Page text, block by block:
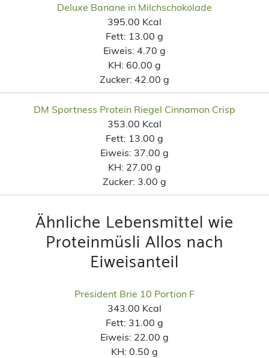
Deluxe Banane in Milchschokolade
395.00 Kcal
Fett: 13.00 g
Eiweis: 4.70 g
KH: 60.00 g
Zucker: 42.00 g
DM Sportness Protein Riegel Cinnamon Crisp
353.00 Kcal
Fett: 13.00 g
Eiweis: 37.00 g
KH: 27.00 g
Zucker: 3.00 g
Ähnliche Lebensmittel wie
Proteinmüsli Allos nach
Eiweisanteil
President Brie 10 Portion F
343.00 Kcal
Fett: 31.00 g
Eiweis: 22.00 g
KH: 0.50 g